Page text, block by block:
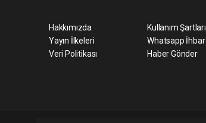
Hakkımızda
Yayın İlkeleri
Veri Politikası
Kullanım Şartları
Whatsapp İhbar
Haber Gönder